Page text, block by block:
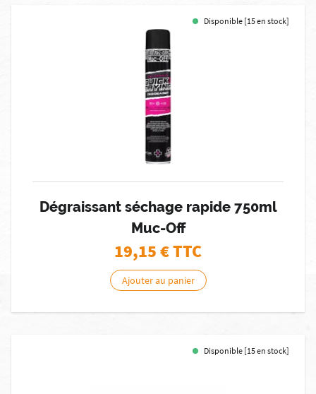
Disponible [15 en stock]
Dégraissant séchage rapide 750ml
Muc-Off
19,15€ TTC
Ajouter au panier
Disponible [15 en stock]